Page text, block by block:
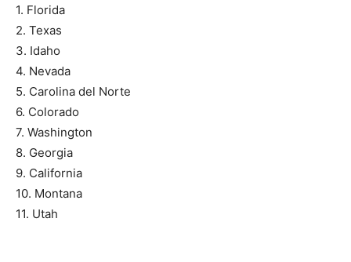
1. Florida
2. Texas
3. Idaho
4. Nevada
5. Carolina del Norte
6. Colorado
7. Washington
8. Georgia
9. California
10. Montana
11. Utah